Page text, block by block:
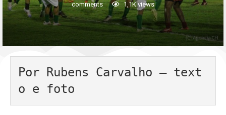
comments
1,1Kviews
Por Rubens Carvalho – text
o e foto